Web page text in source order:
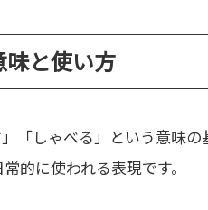
味と使い方
「しゃべる」という意味
的に使われる表現です。